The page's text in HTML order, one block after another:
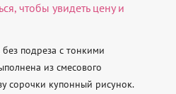
, чтобы увидеть цену и
подреза с тонкими
из смесового
сорочки купонный рисунок.